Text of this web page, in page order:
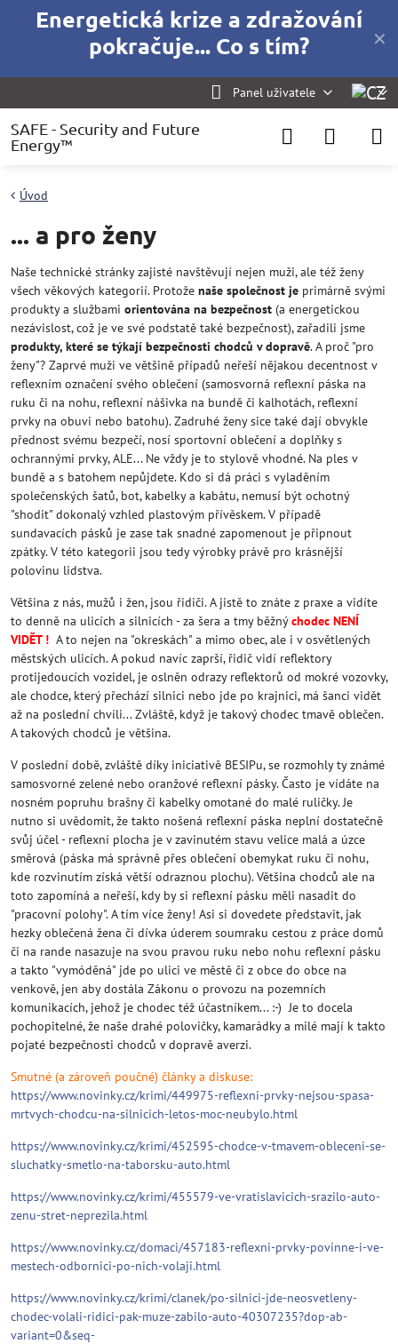
✕
Energetická krize a zdražování
pokračuje... Co s tím?
Panel uživatele
SAFE - Security and Future
Energy™
Úvod
... a pro ženy
Naše technické stránky zajisté navštěvují nejen muži, ale též ženy
všech věkových kategorií. Protože naše společnost je primárně svými
produkty a službami orientována na bezpečnost (a energetickou
nezávislost, což je ve své podstatě také bezpečnost), zařadili jsme
produkty, které se týkají bezpečnosti chodců v dopravě. A proč "pro
ženy"? Zaprvé muži ve většině případů neřeší nějakou decentnost v
reflexním označení svého oblečení (samosvorná reflexní páska na
ruku či na nohu, reflexní nášivka na bundě či kalhotách, reflexní
prvky na obuvi nebo batohu). Zadruhé ženy sice také dají obvykle
přednost svému bezpečí, nosí sportovní oblečení a doplňky s
ochrannými prvky, ALE... Ne vždy je to stylově vhodné. Na ples v
bundě a s batohem nepůjdete. Kdo si dá práci s vyladěním
společenských šatů, bot, kabelky a kabátu, nemusí být ochotný
"shodit" dokonalý vzhled plastovým přívěskem. V případě
sundavacích pásků je zase tak snadné zapomenout je připnout
zpátky. V této kategorii jsou tedy výrobky právě pro krásnější
polovinu lidstva.
Většina z nás, mužů i žen, jsou řidiči. A jistě to znáte z praxe a vidíte
to denně na ulicích a silnicích - za šera a tmy běžnýchodec NENÍ
VIDĚT ! A to nejen na "okreskách" a mimo obec, ale i v osvětlených
městských ulicích. A pokud navíc zaprší, řidič vidí reflektory
protijedoucích vozidel, je oslněn odrazy reflektorů od mokré vozovky,
ale chodce, který přechází silnici nebo jde po krajnici, má šanci vidět
až na poslední chvíli... Zvláště, když je takový chodec tmavě oblečen.
A takových chodců je většina.
V poslední době, zvláště díky iniciativě BESIPu, se rozmohly ty známé
samosvorné zelené nebo oranžové reflexní pásky. Často je vídáte na
nosném popruhu brašny či kabelky omotané do malé ruličky. Je
nutno si uvědomit, že takto nošená reflexní páska neplní dostatečně
svůj účel - reflexní plocha je v zavinutém stavu velice malá a úzce
směrová (páska má správně přes oblečení obemykat ruku či nohu,
kde rozvinutím získá větší odraznou plochu). Většina chodců ale na
toto zapomíná a neřeší, kdy by si reflexní pásku měli nasadit do
"pracovní polohy". A tím více ženy! Asi si dovedete představit, jak
hezky oblečená žena či dívka úderem soumraku cestou z práce domů
či na rande nasazuje na svou pravou ruku nebo nohu reflexní pásku
a takto "vymóděná" jde po ulici ve městě či z obce do obce na
venkově, jen aby dostála Zákonu o provozu na pozemních
komunikacích, jehož je chodec též účastníkem... :-) Je to docela
pochopitelné, že naše drahé polovičky, kamarádky a milé mají k takto
pojaté bezpečnosti chodců v dopravě averzi.
Smutné (a zároveň poučné) články a diskuse:
https://www.novinky.cz/krimi/449975-reflexni-prvky-nejsou-spasa-
mrtvych-chodcu-na-silnicich-letos-moc-neubylo.html
https://www.novinky.cz/krimi/452595-chodce-v-tmavem-obleceni-se-
sluchatky-smetlo-na-taborsku-auto.html
https://www.novinky.cz/krimi/455579-ve-vratislavicich-srazilo-auto-
zenu-stret-neprezila.html
https://www.novinky.cz/domaci/457183-reflexni-prvky-povinne-i-ve-
mestech-odbornici-po-nich-volaji.html
https://www.novinky.cz/krimi/clanek/po-silnici-jde-neosvetleny-
chodec-volali-ridici-pak-muze-zabilo-auto-40307235?dop-ab-
variant=0&seq-